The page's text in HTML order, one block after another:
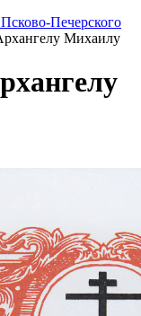
Печерского
Михаилу